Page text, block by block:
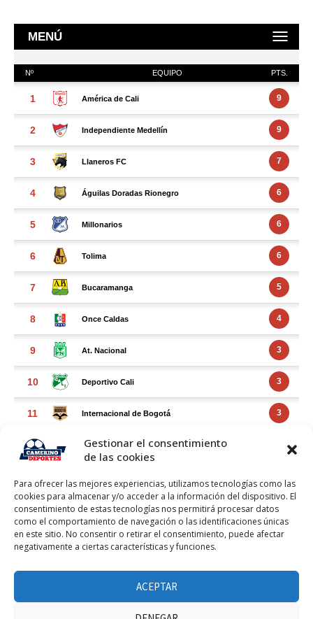
Gestionar el consentimiento
de las cookies
Para ofrecer las mejores experiencias, utilizamos tecnologías como las
cookies para almacenar y/o acceder a la información del dispositivo. El
consentimiento de estas tecnologías nos permitirá procesar datos
como el comportamiento de navegación o las identificaciones únicas
en este sitio. No consentir o retirar el consentimiento, puede afectar
negativamente a ciertas características y funciones.
ACEPTAR
FACEBOOK FEED
Facebook Feed